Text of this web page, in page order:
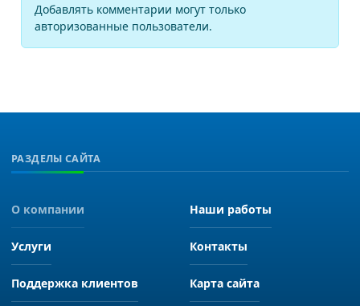
Добавлять комментарии могут только
авторизованные пользователи.
РАЗДЕЛЫ САЙТА
О компании Наши работы
Услуги Контакты
Поддержка клиентов Карта сайта